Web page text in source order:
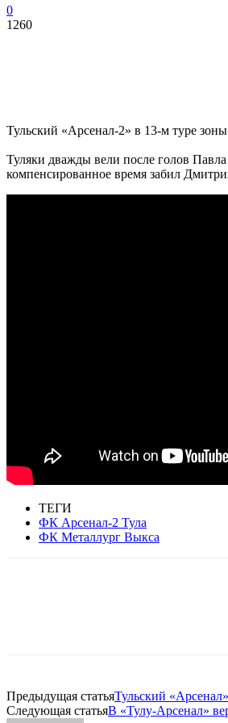
0
1260
Тульский «Арсенал-2» в 13-м туре
Туляки дважды вели после голов
компенсированное время забил
ТЕГИ
ФК Арсенал-2 Тула
ФК Металлург Выкса
Предыдущая статьяТульский
Следующая статьяВ «Тулу-Арсенал»